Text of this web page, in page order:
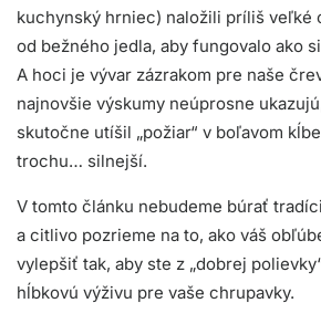
kuchynský hrniec) naložili príliš veľké
od bežného jedla, aby fungovalo ako
A hoci je vývar zázrakom pre naše
najnovšie výskumy neúprosne
skutočne utíšil „požiar“ v boľavom
trochu… silnejší.
V tomto článku nebudeme búrať
a citlivo pozrieme na to, ako váš
vylepšiť tak, aby ste z „dobrej
hĺbkovú výživu pre vaše chrupavky.